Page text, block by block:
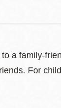
a family-
For